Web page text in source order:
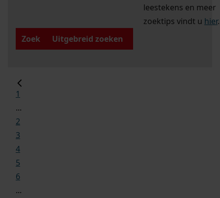
leestekens en meer
zoektips vindt u hier.
Zoek
Uitgebreid zoeken
1
...
2
3
4
5
6
...